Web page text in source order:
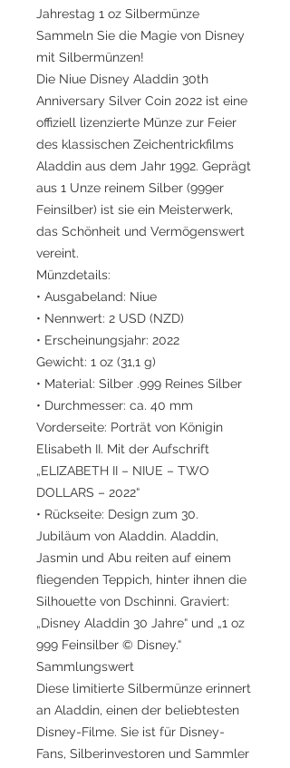
Jahrestag 1 oz Silbermünze
Sammeln Sie die Magie von Disney
mit Silbermünzen!
Die Niue Disney Aladdin 30th
Anniversary Silver Coin 2022 ist eine
offiziell lizenzierte Münze zur Feier
des klassischen Zeichentrickfilms
Aladdin aus dem Jahr 1992. Geprägt
aus 1 Unze reinem Silber (999er
Feinsilber) ist sie ein Meisterwerk,
das Schönheit und Vermögenswert
vereint.
Münzdetails:
• Ausgabeland: Niue
• Nennwert: 2 USD (NZD)
• Erscheinungsjahr: 2022
Gewicht: 1 oz (31,1 g)
• Material: Silber .999 Reines Silber
• Durchmesser: ca. 40 mm
Vorderseite: Porträt von Königin
Elisabeth II. Mit der Aufschrift
„ELIZABETH II – NIUE – TWO
DOLLARS – 2022“
• Rückseite: Design zum 30.
Jubiläum von Aladdin. Aladdin,
Jasmin und Abu reiten auf einem
fliegenden Teppich, hinter ihnen die
Silhouette von Dschinni. Graviert:
„Disney Aladdin 30 Jahre“ und „1 oz
999 Feinsilber © Disney.“
Sammlungswert
Diese limitierte Silbermünze erinnert
an Aladdin, einen der beliebtesten
Disney-Filme. Sie ist für Disney-
Fans, Silberinvestoren und Sammler